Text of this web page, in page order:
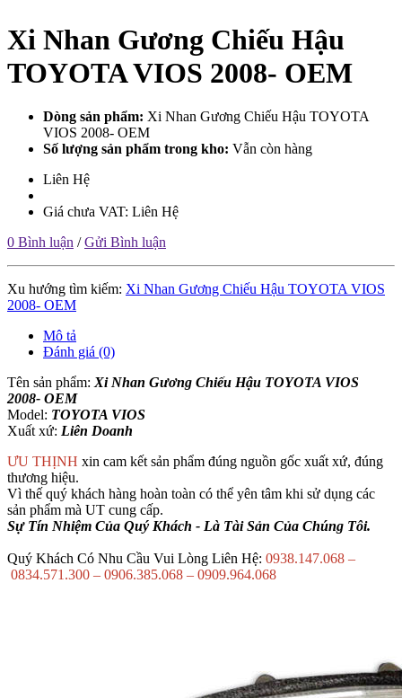
Xi Nhan Gương Chiếu Hậu
TOYOTA VIOS 2008- OEM
Dòng sản phẩm: Xi Nhan Gương Chiếu Hậu TOYOTA
VIOS 2008- OEM
Số lượng sản phẩm trong kho: Vẫn còn hàng
Liên Hệ
Giá chưa VAT: Liên Hệ
0 Bình luận /Gửi Bình luận
Xu hướng tìm kiếm: Xi Nhan Gương Chiếu Hậu TOYOTA VIOS
2008- OEM
Mô tả
Đánh giá (0)
Tên sản phẩm: Xi Nhan Gương Chiếu Hậu TOYOTA VIOS
2008- OEM
Model: TOYOTA VIOS
Xuất xứ: Liên Doanh
ƯU THỊNH xin cam kết sản phẩm đúng nguồn gốc xuất xứ, đúng
thương hiệu.
Vì thế quý khách hàng hoàn toàn có thể yên tâm khi sử dụng các
sản phẩm mà UT cung cấp.
Sự Tín Nhiệm Của Quý Khách - Là Tài Sản Của Chúng Tôi.
Quý Khách Có Nhu Cầu Vui Lòng Liên Hệ: 0938.147.068 –
0834.571.300 – 0906.385.068 – 0909.964.068